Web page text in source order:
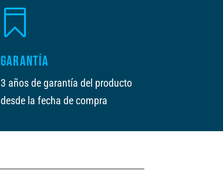

GARANTÍA
3 años de garantía del producto
desde la fecha de compra